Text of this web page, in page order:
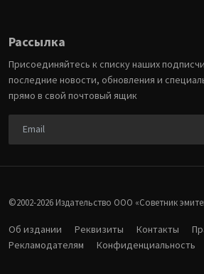
Рассылка
Присоединяйтесь к списку наших
последние новости, обновления и
прямо в свой почтовый ящик
©2002-2026 Издательство ООО «‎Советник
Об издании Реквизиты Контакты
Рекламодателям
Конфиденциальность